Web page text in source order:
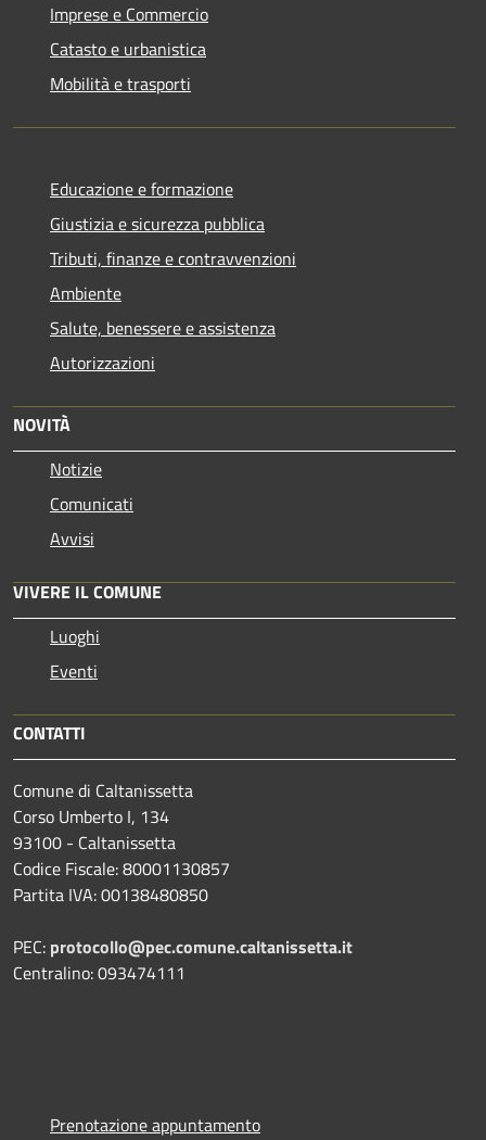
Imprese e Commercio
Catasto e urbanistica
Mobilità e trasporti
Educazione e formazione
Giustizia e sicurezza pubblica
Tributi, finanze e contravvenzioni
Ambiente
Salute, benessere e assistenza
Autorizzazioni
NOVITÀ
Notizie
Comunicati
Avvisi
VIVERE IL COMUNE
Luoghi
Eventi
CONTATTI
Comune di Caltanissetta
Corso Umberto I, 134
93100 - Caltanissetta
Codice Fiscale: 80001130857
Partita IVA: 00138480850
PEC: protocollo@pec.comune.caltanissetta.it
Centralino: 093474111
Prenotazione appuntamento